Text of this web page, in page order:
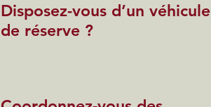
Disposez-vous d’un véhicule
de réserve ?